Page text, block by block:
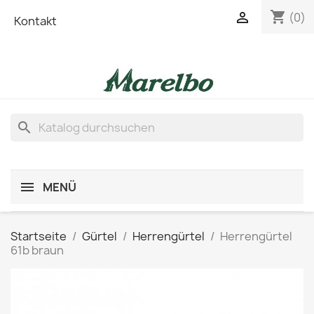
Kontakt shopping_cart (0)

search
MENÜ
Startseite Gürtel Herrengürtel
Herrengürtel
61b braun